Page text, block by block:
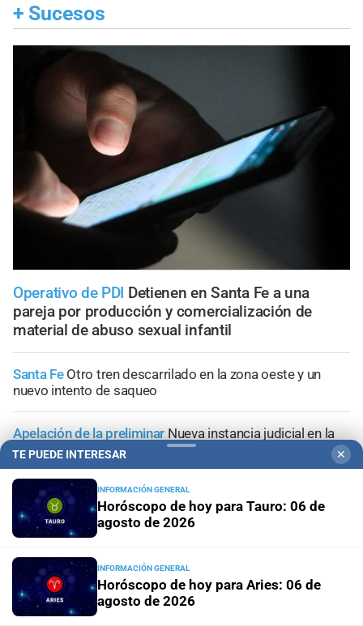
+ Sucesos
Operativo de PDI Detienen en Santa Fe a una
pareja por producción y comercialización de
material de abuso sexual infantil
Santa Fe Otro tren descarrilado en la zona oeste y un
nuevo intento de saqueo
Apelación de la preliminar Nueva instancia judicial en la
causa por la compra de armas para la Policía de Santa Fe
Geriátrico del horrorRatifican tres denuncias previas al
incendio y piden que la prueba se incorpore a la
investigación
En Clucellas Accidente fatal en la Autovía 19: volcó un
camión frigorífico y murió uno de sus ocupantes
TE PUEDE INTERESAR ✕
INFORMACIÓN GENERAL
Horóscopo de hoy para Tauro: 06 de
agosto de 2026
INFORMACIÓN GENERAL
Horóscopo de hoy para Aries: 06 de
agosto de 2026